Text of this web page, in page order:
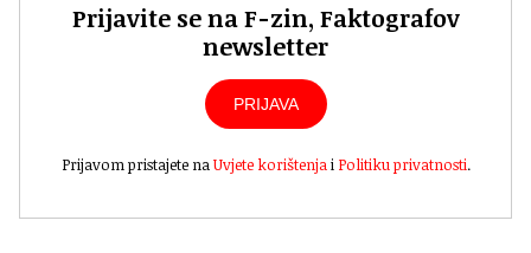
Prijavite se na F-zin, Faktografov
newsletter
PRIJAVA
Prijavom pristajete naUvjete korištenjai Politiku privatnosti.